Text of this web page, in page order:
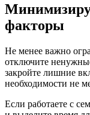
факторы
Не менее важно
отключите
закройте лишние
необходимости не
Если работаете с